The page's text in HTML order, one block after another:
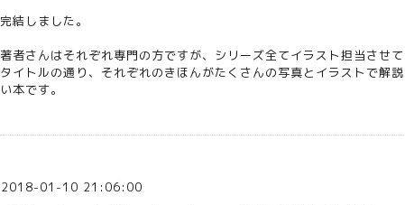
完結しました。
著者さんはそれぞれ専門の方ですが、シリーズ全てイラスト担当させて
タイトルの通り、それぞれのきほんがたくさんの写真とイラストで解
い本です。
2018-01-10 21:06:00